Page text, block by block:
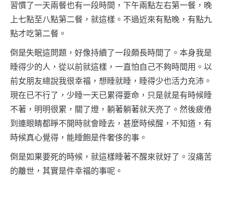
習慣了一天兩餐也有一段時間，下午兩點左右第一餐，晚
上七點至八點第二餐，就這樣。不過近來有點晚，有點九
點才吃第二餐。
倒是失眠這問題，好像持續了一段頗長時間了。本身我是
睡得少的人，從以前就這樣，一直怕自己不夠時間用。以
前女朋友總說我很幸福，想睡就睡，睡得少也活力充沛。
現在已不行了，少睡一天已累得要命，只是就是有時候睡
不著，明明很累，關了燈，躺著躺著就天亮了。然後疲倦
到連眼睛都睜不開時就會睡去，甚麼時候醒，不知道，有
時候真心覺得，能睡飽是件奢侈的事。
倒是如果要死的時候，就這樣睡著不醒來就好了。沒痛苦
的離世，其實是件幸福的事呢。